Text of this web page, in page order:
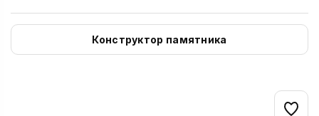
Конструктор памятника